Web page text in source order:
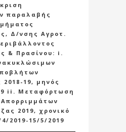
παραλαβής
Δ/νσης Αγροτ.
& Πρασίνου: i.
19, μηνός
ii. Μεταφόρτωση
2019, χρονικό
2019-15/5/2019